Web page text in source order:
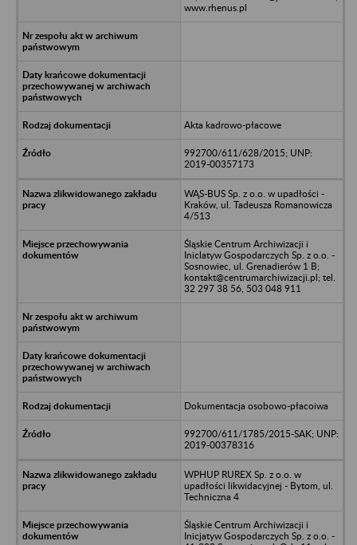
www.rhenus.pl
Akta kadrowo-płacowe
992700/611/628/2015; UNP:
2019-00357173
WĄS-BUS Sp. z o.o. w upadłości -
Kraków, ul. Tadeusza Romanowicza
4/513
Śląskie Centrum Archiwizacji i
Iniclatyw Gospodarczych Sp. z o.o. -
Sosnowiec, ul. Grenadierów 1 B;
kontakt@centrumarchiwizacji.pl; tel.
32 297 38 56, 503 048 911
Dokumentacja osobowo-płacoiwa
992700/611/1785/2015-SAK; UNP:
2019-00378316
WPHUP RUREX Sp. z o.o. w
upadłości likwidacyjnej - Bytom, ul.
Techniczna 4
Śląskie Centrum Archiwizacji i
Inicjatyw Gospodarczych Sp. z o.o. -